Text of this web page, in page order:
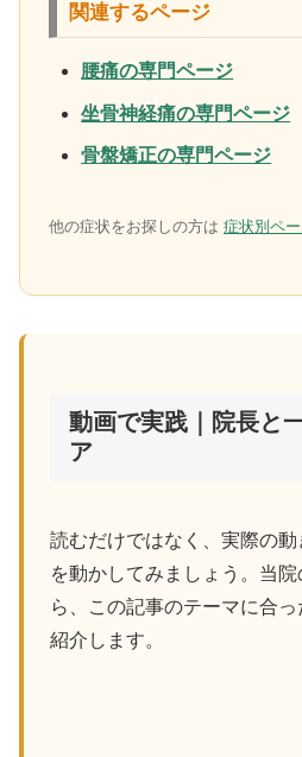
関連するページ
腰痛の専門ページ
坐骨神経痛の専門ページ
骨盤矯正の専門ページ
他の症状をお探しの方は 症状別ペ
動画で実践｜院長と
ア
読むだけではなく、実際の
を動かしてみましょう。当
ら、この記事のテーマに合
紹介します。